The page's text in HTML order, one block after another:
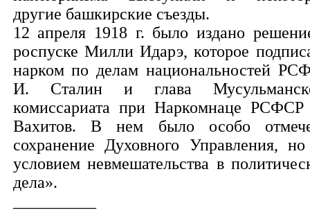
другие башкирские съезды.
12 апреля 1918 г. было издано
роспуске Милли Идарэ, которое
нарком по делам национальностей
И. Сталин и глава
комиссариата при Наркомнаце
Вахитов. В нем было особо
сохранение Духовного Управления,
условием невмешательства в
дела».